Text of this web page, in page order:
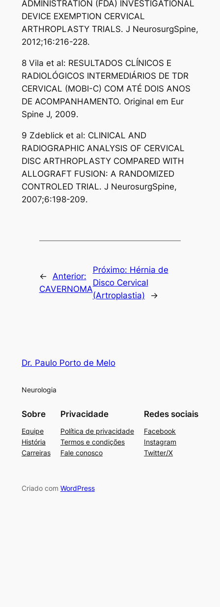
ADMINISTRATION (FDA) INVESTIGATIONAL
DEVICE EXEMPTION CERVICAL
ARTHROPLASTY TRIALS. J NeurosurgSpine,
2012;16:216-228.
8 Vila et al: RESULTADOS CLÍNICOS E
RADIOLÓGICOS INTERMEDIÁRIOS DE TDR
CERVICAL (MOBI-C) COM ATÉ DOIS ANOS
DE ACOMPANHAMENTO. Original em Eur
Spine J, 2009.
9 Zdeblick et al: CLINICAL AND
RADIOGRAPHIC ANALYSIS OF CERVICAL
DISC ARTHROPLASTY COMPARED WITH
ALLOGRAFT FUSION: A RANDOMIZED
CONTROLED TRIAL. J NeurosurgSpine,
2007;6:198-209.
←
Anterior:
CAVERNOMA
Próximo: Hérnia de
Disco Cervical
(Artroplastia)
→
Dr. Paulo Porto de Melo
Neurologia
Sobre
Equipe
História
Carreiras
Privacidade
Política de privacidade
Termos e condições
Fale conosco
Redes sociais
Facebook
Instagram
Twitter/X
Criado com WordPress